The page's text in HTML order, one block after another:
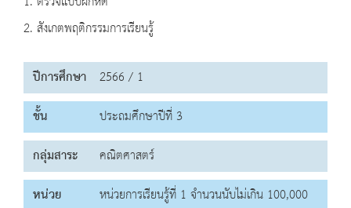
2. สังเกตพฤติกรรมการเรียนรู้
ปีการศึกษา 2566 / 1
ชั้น
ประถมศึกษาปีที่ 3
กลุ่มสาระ
คณิตศาสตร์
หน่วย
หน่วยการเรียนรู้ที่ 1 จำนวนนับไม่เกิน 100,000